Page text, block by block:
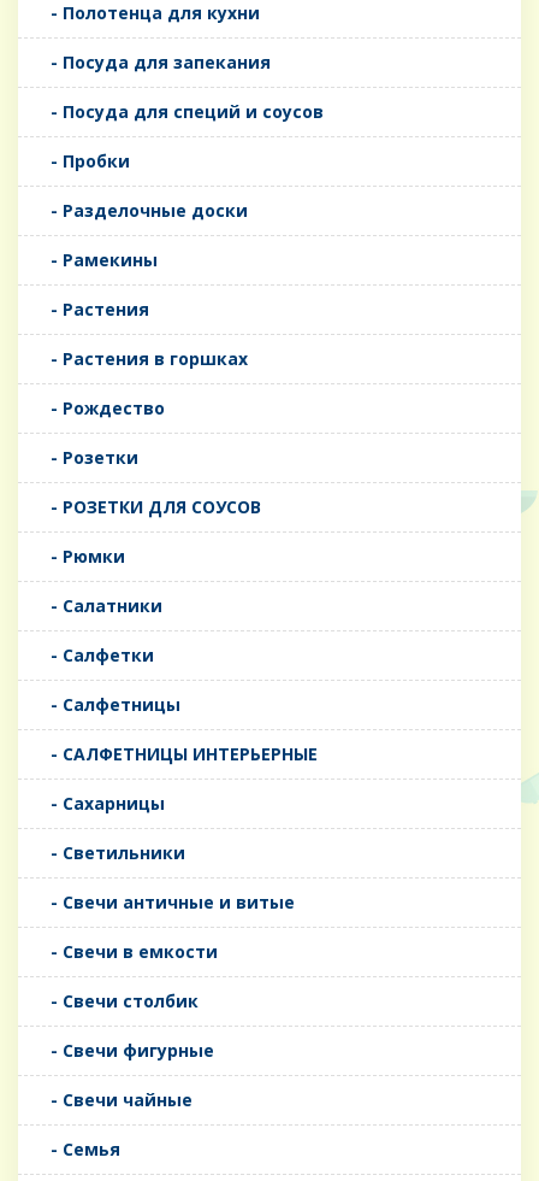
- Полотенца для кухни
- Посуда для запекания
- Посуда для специй и соусов
- Пробки
- Разделочные доски
- Рамекины
- Растения
- Растения в горшках
- Рождество
- Розетки
- РОЗЕТКИ ДЛЯ СОУСОВ
- Рюмки
- Салатники
- Салфетки
- Салфетницы
- САЛФЕТНИЦЫ ИНТЕРЬЕРНЫЕ
- Сахарницы
- Светильники
- Свечи античные и витые
- Свечи в емкости
- Свечи столбик
- Свечи фигурные
- Свечи чайные
- Семья